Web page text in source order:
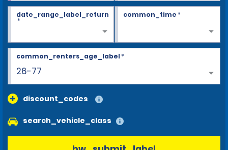
date_range_label_return
*
common_time*
26-77
common_renters_age_label*
discount_codes
search_vehicle_class